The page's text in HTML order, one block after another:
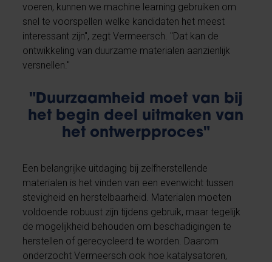
voeren, kunnen we machine learning gebruiken om
snel te voorspellen welke kandidaten het meest
interessant zijn", zegt Vermeersch. "Dat kan de
ontwikkeling van duurzame materialen aanzienlijk
versnellen."
"Duurzaamheid moet van bij
het begin deel uitmaken van
het ontwerpproces"
Een belangrijke uitdaging bij zelfherstellende
materialen is het vinden van een evenwicht tussen
stevigheid en herstelbaarheid. Materialen moeten
voldoende robuust zijn tijdens gebruik, maar tegelijk
de mogelijkheid behouden om beschadigingen te
herstellen of gerecycleerd te worden. Daarom
onderzocht Vermeersch ook hoe katalysatoren,